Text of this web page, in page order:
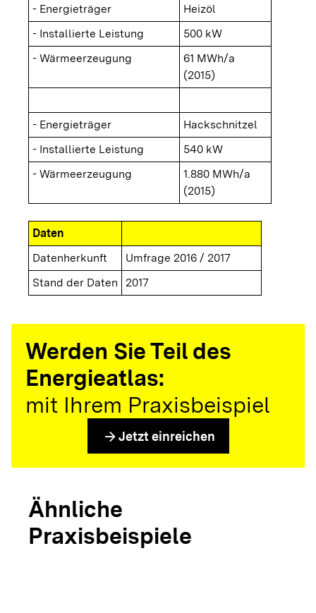
- Energieträger
Heizöl
- Installierte Leistung
500 kW
- Wärmeerzeugung
61 MWh/a
(2015)
- Energieträger
Hackschnitzel
- Installierte Leistung
540 kW
- Wärmeerzeugung
1.880 MWh/a
(2015)
Daten
Datenherkunft
Umfrage 2016 / 2017
Stand der Daten
2017
Werden Sie Teil des
Energieatlas:
mit Ihrem Praxisbeispiel
arrow_forward Jetzt einreichen
Ähnliche
Praxisbeispiele